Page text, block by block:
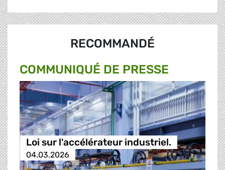
RECOMMANDÉ
COMMUNIQUÉ DE PRESSE
Loi sur l'accélérateur industriel.
04.03.2026